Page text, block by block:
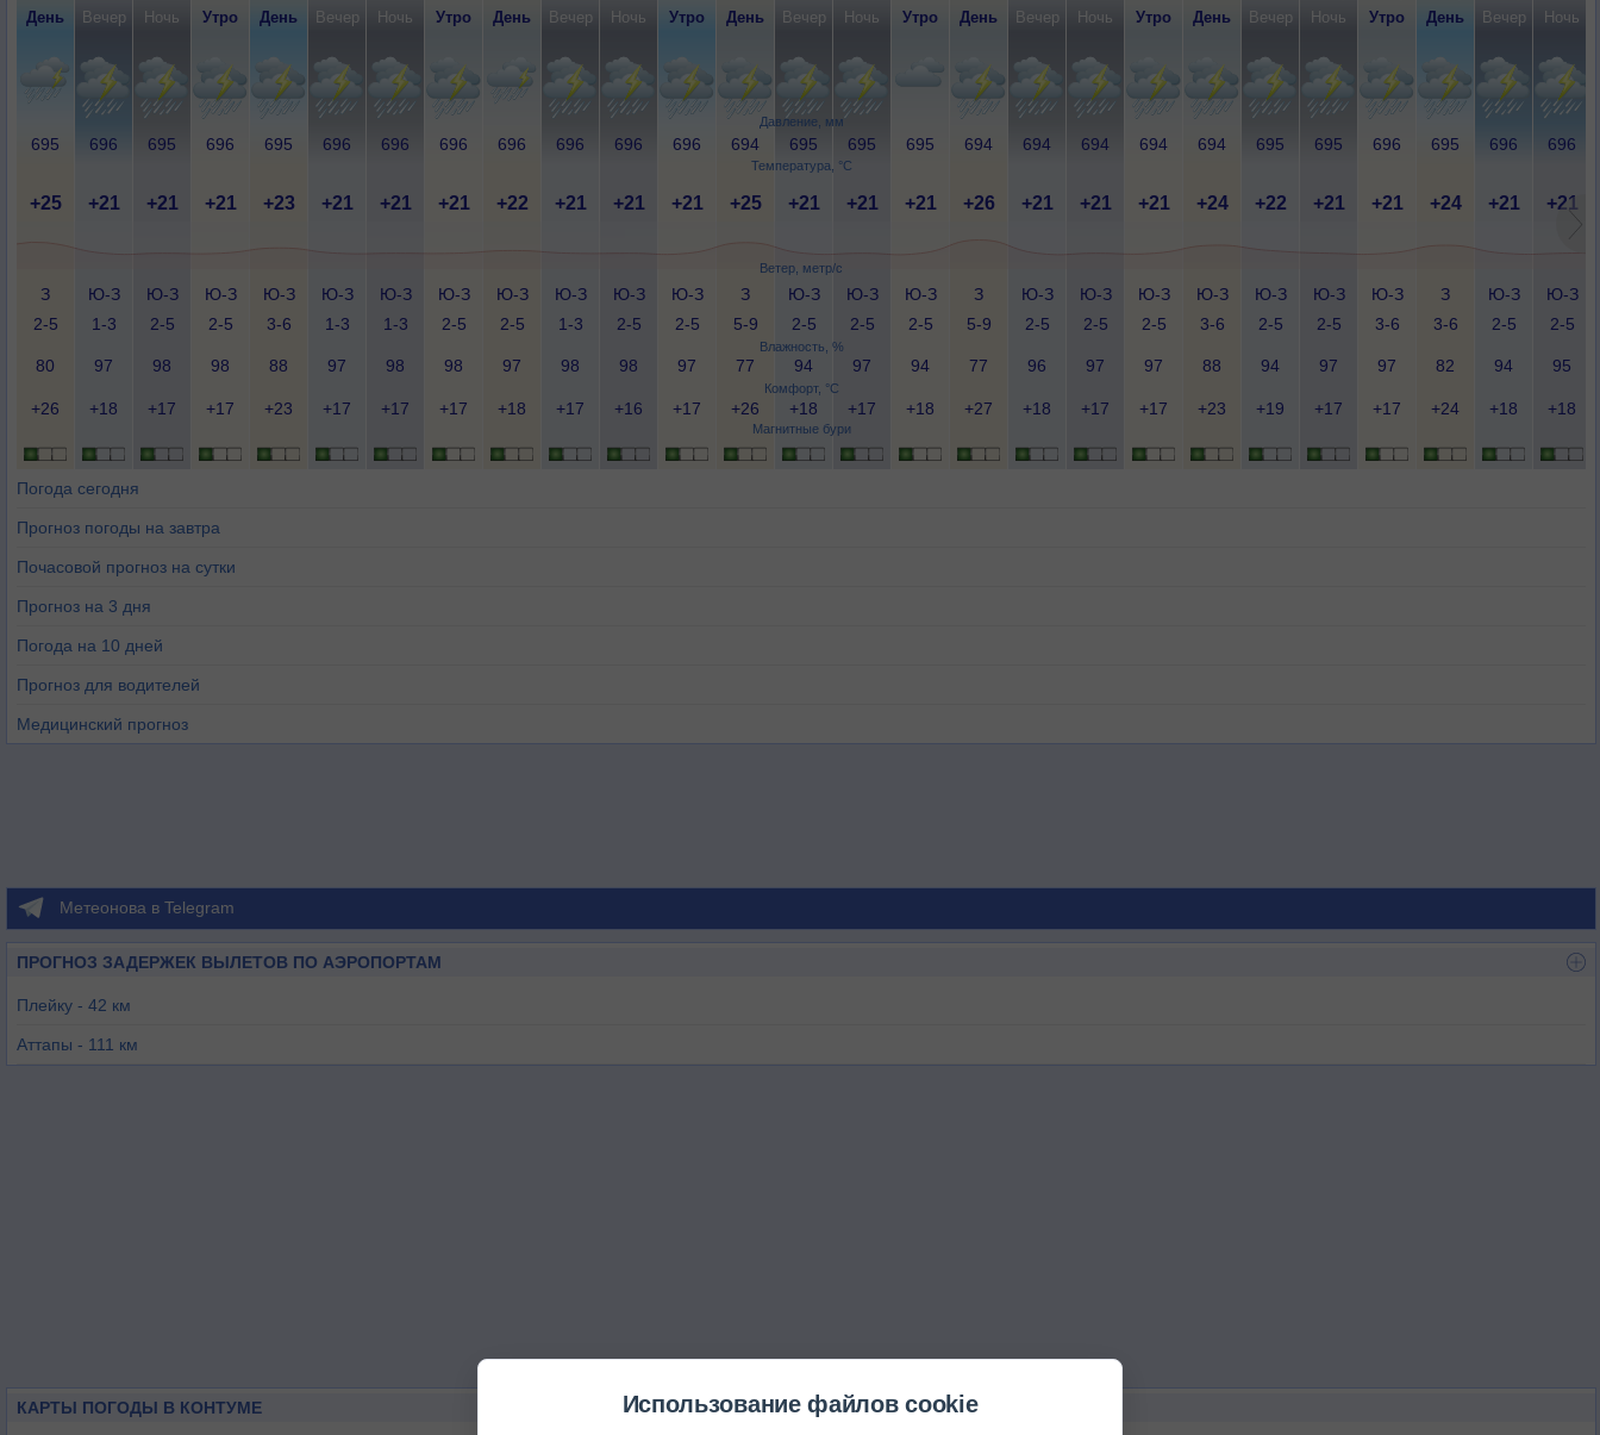
Давление, мм
Температура, °C
Ветер, метр/с
Влажность, %
Комфорт, °C
Магнитные бури
День Вечер Ночь Утро День Вечер Ночь Утро День Вечер Ночь Утро День Вечер Ночь Утро День Вечер Ночь Утро День Вечер Ночь Утро День Вечер Ночь
695 696 695 696 695 696 696 696 696 696 696 696 694 695 695 695 694 694 694 694 694 695 695 696 695 696 696
+25 +21 +21 +21 +23 +21 +21 +21 +22 +21 +21 +21 +25 +21 +21 +21 +26 +21 +21 +21 +24 +22 +21 +21 +24 +21 +21
З
2-5
Ю-З
1-3
Ю-З
2-5
Ю-З
2-5
Ю-З
3-6
Ю-З
1-3
Ю-З
1-3
Ю-З
2-5
Ю-З
2-5
Ю-З
1-3
Ю-З
2-5
Ю-З
2-5
З
5-9
Ю-З
2-5
Ю-З
2-5
Ю-З
2-5
З
5-9
Ю-З
2-5
Ю-З
2-5
Ю-З
2-5
Ю-З
3-6
Ю-З
2-5
Ю-З
2-5
Ю-З
3-6
З
3-6
Ю-З
2-5
Ю-З
2-5
80 97 98 98 88 97 98 98 97 98 98 97 77 94 97 94 77 96 97 97 88 94 97 97 82 94 95
+26 +18 +17 +17 +23 +17 +17 +17 +18 +17 +16 +17 +26 +18 +17 +18 +27 +18 +17 +17 +23 +19 +17 +17 +24 +18 +18
Погода сегодня
Прогноз погоды на завтра
Почасовой прогноз на сутки
Прогноз на 3 дня
Погода на 10 дней
Прогноз для водителей
Медицинский прогноз
Метеонова в Telegram
ПРОГНОЗ ЗАДЕРЖЕК ВЫЛЕТОВ ПО АЭРОПОРТАМ
Плейку - 42 км
Аттапы - 111 км
КАРТЫ ПОГОДЫ В КОНТУМЕ
Использование файлов cookie